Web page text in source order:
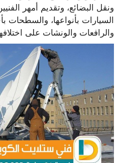
ونقل البضائع، وتقديم أمهر
السيارات بأنواعها، والسطحات
والرافعات والونشات على